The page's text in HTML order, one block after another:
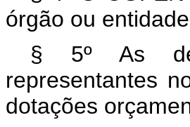
órgão ou
§ 5º As
representantes
dotações